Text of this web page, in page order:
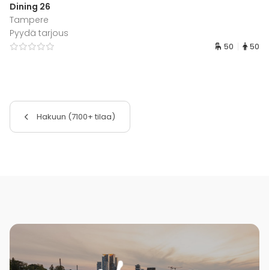
Dining 26
Tampere
Pyydä tarjous
50 50
Hakuun (7100+ tilaa)